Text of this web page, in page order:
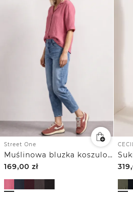
Street One
Muślinowa bluzka koszulowa z kołnierzykiem typu „bowling”
169,00 zł